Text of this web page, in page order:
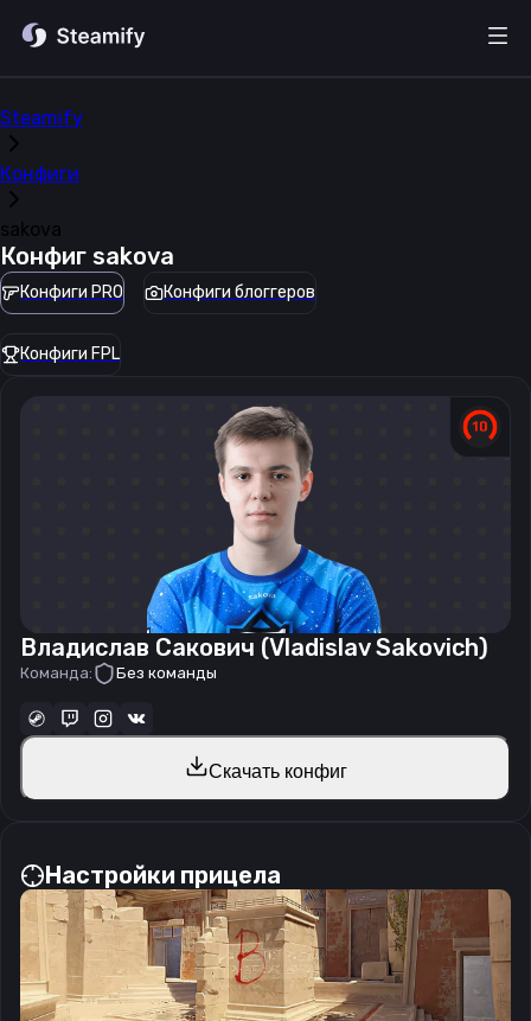
Steamify
Конфиги
sakova
Конфиг sakova
Конфиги PRO Конфиги блоггеров
Конфиги FPL
Владислав Сакович (Vladislav Sakovich)
Команда: Без команды
Скачать конфиг
Настройки прицела